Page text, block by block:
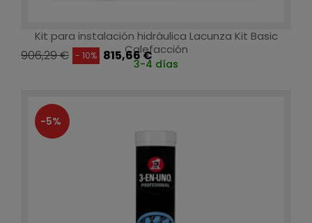
Kit para instalación hidráulica Lacunza Kit Basic
Calefacción
906,29 € - 10% 815,66 €
3-4 días
-5%